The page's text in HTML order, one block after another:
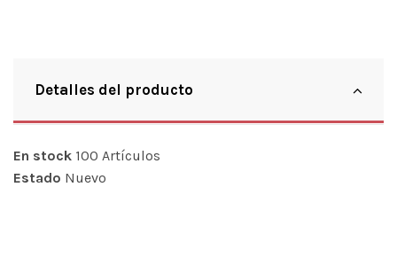
Detalles del producto
En stock 100 Artículos
Estado Nuevo